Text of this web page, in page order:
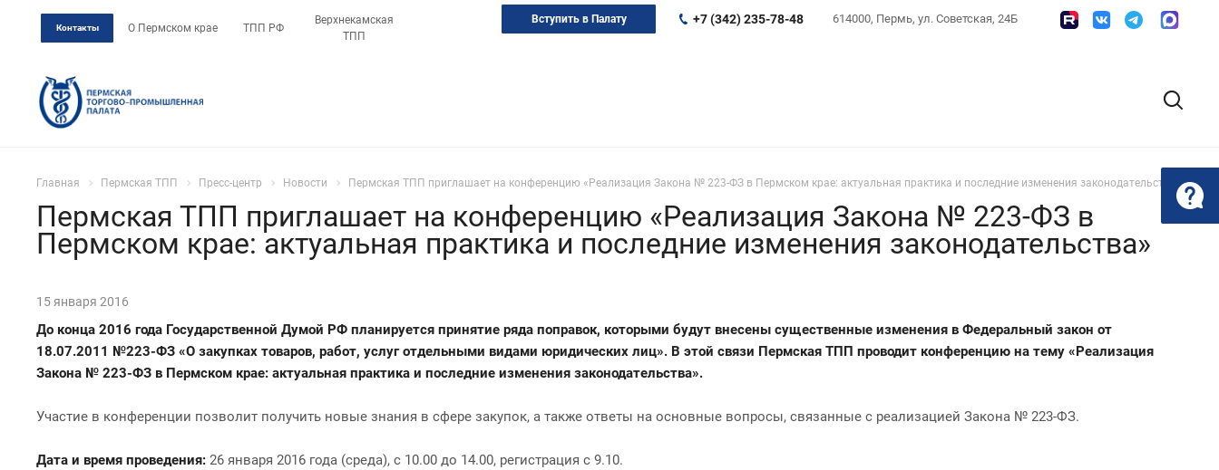
Контакты О Пермском крае ТПП РФ
Верхнекамская
ТПП
614000, Пермь, ул. Советская, 24Б
+7 (342) 235-78-48
Вступить в Палату
Главная Пермская ТПП Пресс-центр Новости Пермская ТПП приглашает на конференцию «Реализация Закона № 223-ФЗ в Пермском крае: актуальная практика и последние изменения законодательства»
Пермская ТПП приглашает на конференцию «Реализация Закона № 223-ФЗ в
Пермском крае: актуальная практика и последние изменения законодательства»
15 января 2016
До конца 2016 года Государственной Думой РФ планируется принятие ряда поправок, которыми будут внесены существенные изменения в Федеральный закон от
18.07.2011 №223-ФЗ «О закупках товаров, работ, услуг отдельными видами юридических лиц». В этой связи Пермская ТПП проводит конференцию на тему «Реализация
Закона № 223-ФЗ в Пермском крае: актуальная практика и последние изменения законодательства».
Участие в конференции позволит получить новые знания в сфере закупок, а также ответы на основные вопросы, связанные с реализацией Закона № 223-ФЗ.
Дата и время проведения: 26 января 2016 года (среда), с 10.00 до 14.00, регистрация с 9.10.